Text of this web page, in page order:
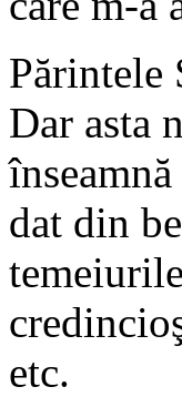
Părintele
Dar asta
dat din
etc.